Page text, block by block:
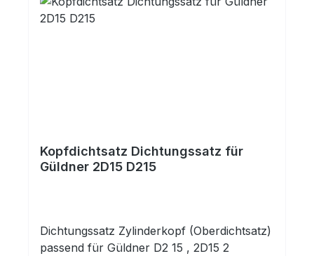
Kopfdichtsatz Dichtungssatz für
Güldner 2D15 D215
Dichtungssatz Zylinderkopf (Oberdichtsatz)
passend für Güldner D2 15 , 2D15 2